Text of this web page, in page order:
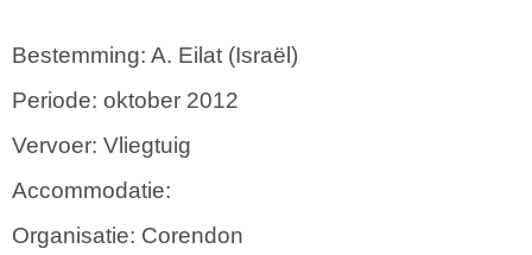
Bestemming: A. Eilat (Israël)
Periode: oktober 2012
Vervoer: Vliegtuig
Accommodatie:
Organisatie: Corendon